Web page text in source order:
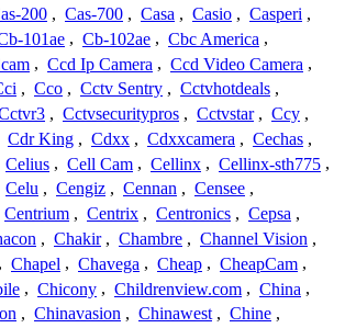
200 , Cas-700 , Casa , Casio , Casperi ,
101ae , Cb-102ae , Cbc America ,
, Ccd Ip Camera , Ccd Video Camera ,
, Cco , Cctv Sentry , Cctvhotdeals ,
, Cctvsecuritypros , Cctvstar , Ccy ,
Cdr King , Cdxx , Cdxxcamera , Cechas ,
Celius , Cell Cam , Cellinx , Cellinx-sth775 ,
Celu , Cengiz , Cennan , Censee ,
Centrium , Centrix , Centronics , Cepsa ,
, Chakir , Chambre , Channel Vision ,
, Chapel , Chavega , Cheap , CheapCam ,
, Chicony , Childrenview.com , China ,
, Chinavasion , Chinawest , Chine ,